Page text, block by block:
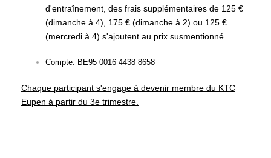
d'entraînement, des frais supplémentaires de 125 €
(dimanche à 4), 175 € (dimanche à 2) ou 125 €
(mercredi à 4) s'ajoutent au prix susmentionné.
Compte: BE95 0016 4438 8658
Chaque participant s'engage à devenir membre du KTC
Eupen à partir du 3e trimestre.